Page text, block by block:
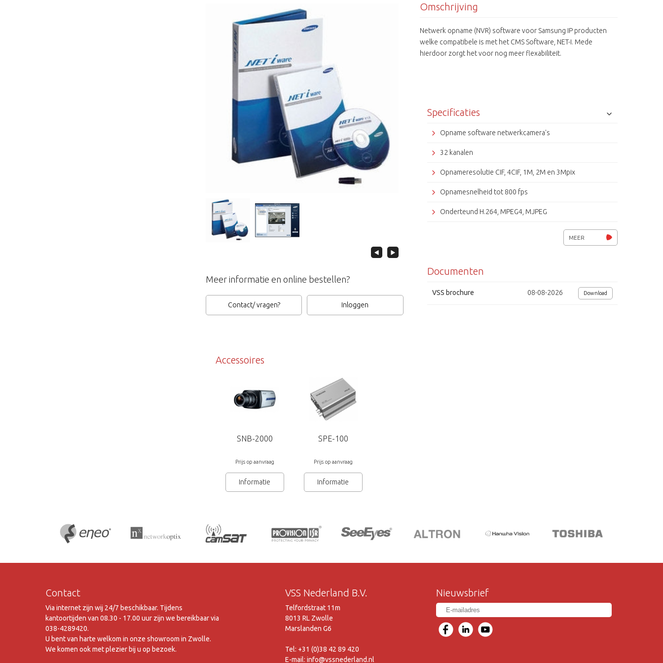
Meer informatie en online bestellen?
Contact/ vragen? Inloggen
Omschrijving
Netwerk opname (NVR) software voor Samsung IP producten
welke compatibele is met het CMS Software, NET-I. Mede
hierdoor zorgt het voor nog meer flexabiliteit.
Specificaties
Opname software netwerkcamera's
32 kanalen
Opnameresolutie CIF, 4CIF, 1M, 2M en 3Mpix
Opnamesnelheid tot 800 fps
Onderteund H.264, MPEG4, MJPEG
Opname: continu, beweging, kalender, alarm
Voor- en na-alarmbeelden
Audiocodec G.726, G.711, G.723, PCM
MEER
Documenten
VSS brochure 08-08-2026 Download
Accessoires
SNB-2000
Prijs op aanvraag
Informatie
SPE-100
Prijs op aanvraag
Informatie
Contact
Via internet zijn wij 24/7 beschikbaar. Tijdens
kantoortijden van 08.30 - 17.00 uur zijn we bereikbaar via
038-4289420.
U bent van harte welkom in onze showroom in Zwolle.
We komen ook met plezier bij u op bezoek.
VSS Nederland B.V.
Telfordstraat 11m
8013 RL Zwolle
Marslanden G6
Tel: +31 (0)38 42 89 420
E-mail: info@vssnederland.nl
Nieuwsbrief